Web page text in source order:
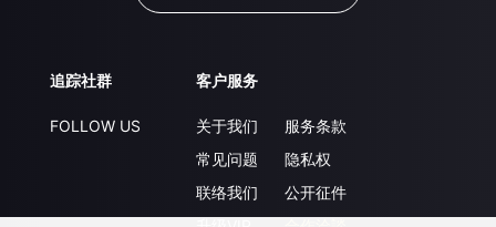
追踪社群
FOLLOW US
客户服务
关于我们
常见问题
联络我们
服务条款
隐私权
公开征件